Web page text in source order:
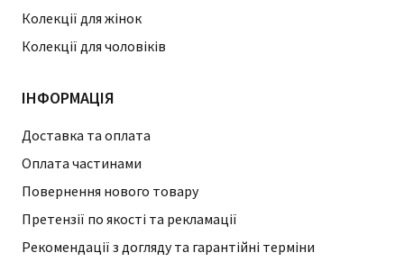
Колекції для жінок
Колекції для чоловіків
ІНФОРМАЦІЯ
Доставка та оплата
Оплата частинами
Повернення нового товару
Претензії по якості та рекламації
Рекомендації з догляду та гарантійні терміни